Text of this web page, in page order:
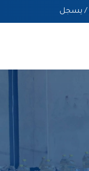
/ يسجل